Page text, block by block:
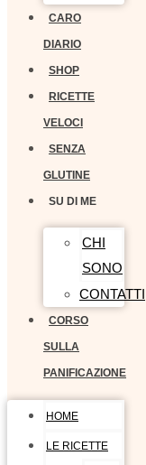
CARO
DIARIO
SHOP
RICETTE
VELOCI
SENZA
GLUTINE
SU DI ME
CHI
SONO
CONTATTI
CORSO
SULLA
PANIFICAZIONE
HOME
LE RICETTE